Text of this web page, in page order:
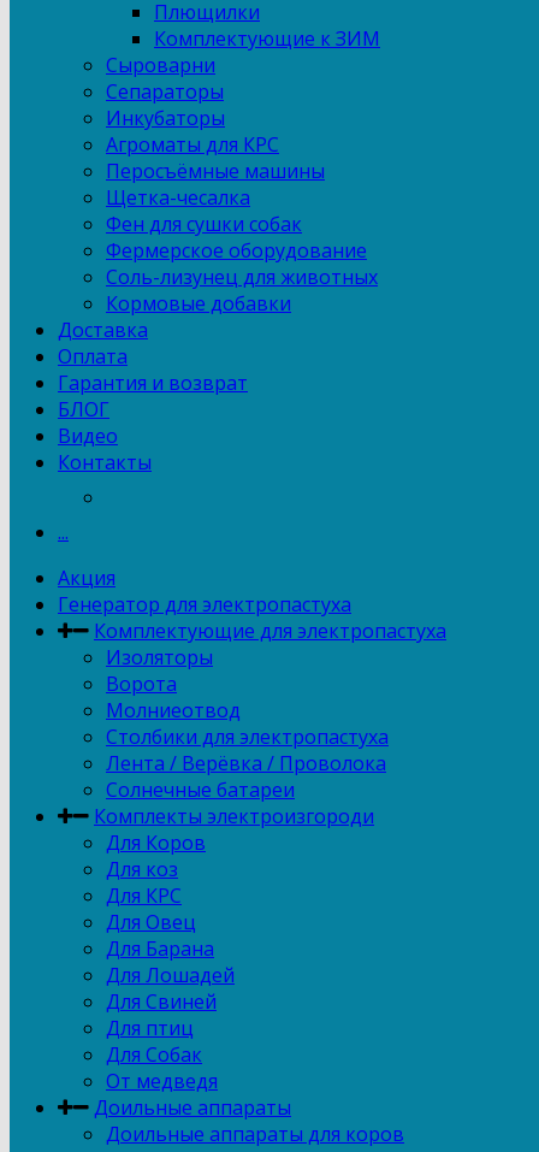
Плющилки
Комплектующие к ЗИМ
Сыроварни
Сепараторы
Инкубаторы
Агроматы для КРС
Перосъёмные машины
Щетка-чесалка
Фен для сушки собак
Фермерское оборудование
Соль-лизунец для животных
Кормовые добавки
Доставка
Оплата
Гарантия и возврат
БЛОГ
Видео
Контакты
...
Акция
Генератор для электропастуха
Комплектующие для электропастуха
Изоляторы
Ворота
Молниеотвод
Столбики для электропастуха
Лента / Верёвка / Проволока
Солнечные батареи
Комплекты электроизгороди
Для Коров
Для коз
Для КРС
Для Овец
Для Барана
Для Лошадей
Для Свиней
Для птиц
Для Собак
От медведя
Доильные аппараты
Доильные аппараты для коров